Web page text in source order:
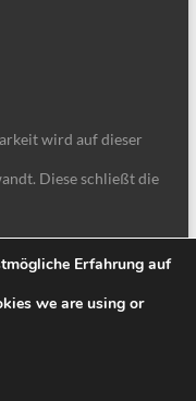
wird auf dieser
Diese schließt die
Erfahrung auf
we are using or